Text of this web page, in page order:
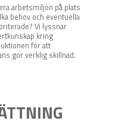
arbetsmiljön på plats
behov och eventuella
Vi lyssnar
kring
för att
gör verklig skillnad.